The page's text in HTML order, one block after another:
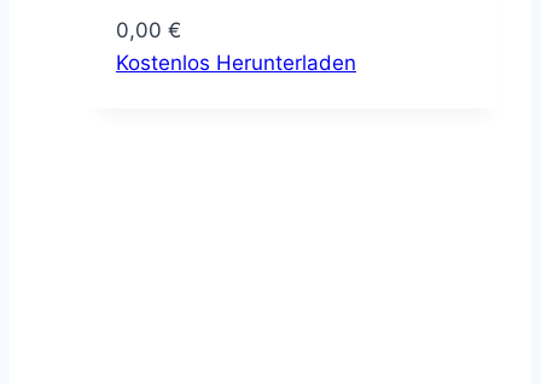
0,00 €
Kostenlos Herunterladen